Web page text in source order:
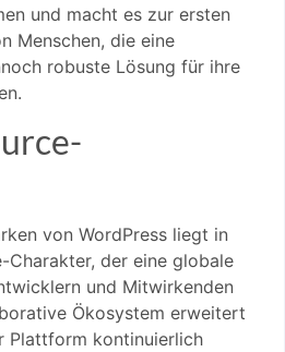
und macht es zur ersten
Menschen, die eine
robuste Lösung für ihre
von WordPress liegt in
Charakter, der eine globale
und Mitwirkenden
Ökosystem erweitert
Plattform kontinuierlich